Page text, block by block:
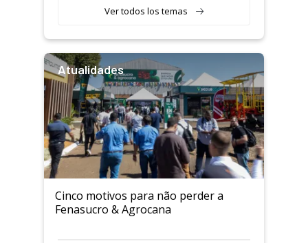
Ver todos los temas
Atualidades
Cinco motivos para não perder a
Fenasucro & Agrocana